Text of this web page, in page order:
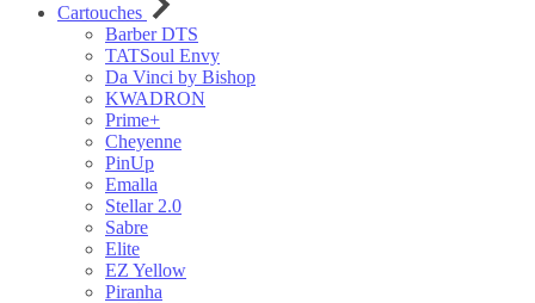
Cartouches
Barber DTS
TATSoul Envy
Da Vinci by Bishop
KWADRON
Prime+
Cheyenne
PinUp
Emalla
Stellar 2.0
Sabre
Elite
EZ Yellow
Piranha